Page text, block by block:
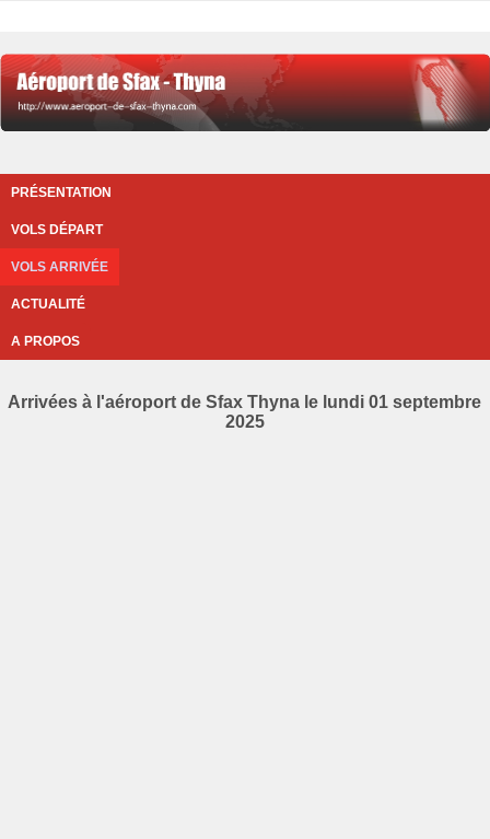
PRÉSENTATION
VOLS DÉPART
VOLS ARRIVÉE
ACTUALITÉ
A PROPOS
Arrivées à l'aéroport de Sfax Thyna le lundi 01 septembre
2025